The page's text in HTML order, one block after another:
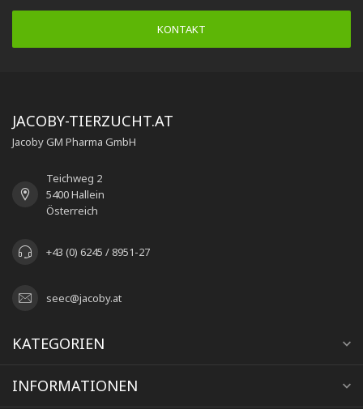
KONTAKT
JACOBY-TIERZUCHT.AT
Jacoby GM Pharma GmbH
Teichweg 2
5400 Hallein
Österreich
+43 (0) 6245 / 8951-27
seec@jacoby.at
KATEGORIEN
INFORMATIONEN